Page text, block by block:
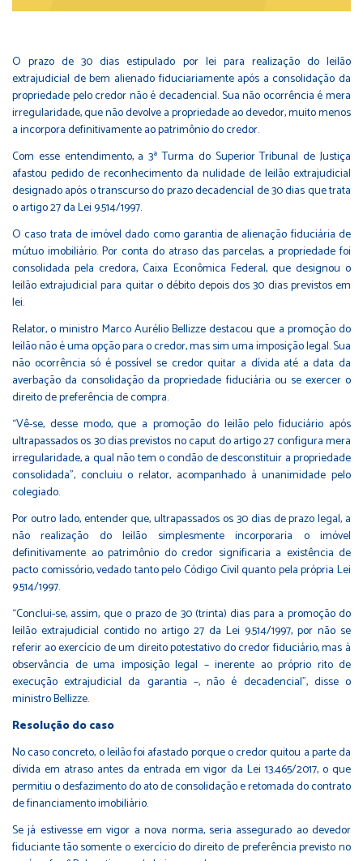
O prazo de 30 dias estipulado por lei para realização do leilão
extrajudicial de bem alienado fiduciariamente após a consolidação da
propriedade pelo credor não é decadencial. Sua não ocorrência é mera
irregularidade, que não devolve a propriedade ao devedor, muito menos
a incorpora definitivamente ao patrimônio do credor.
Com esse entendimento, a 3ª Turma do Superior Tribunal de Justiça
afastou pedido de reconhecimento da nulidade de leilão extrajudicial
designado após o transcurso do prazo decadencial de 30 dias que trata
o artigo 27 da Lei 9.514/1997.
O caso trata de imóvel dado como garantia de alienação fiduciária de
mútuo imobiliário. Por conta do atraso das parcelas, a propriedade foi
consolidada pela credora, Caixa Econômica Federal, que designou o
leilão extrajudicial para quitar o débito depois dos 30 dias previstos em
lei.
Relator, o ministro Marco Aurélio Bellizze destacou que a promoção do
leilão não é uma opção para o credor, mas sim uma imposição legal. Sua
não ocorrência só é possível se credor quitar a dívida até a data da
averbação da consolidação da propriedade fiduciária ou se exercer o
direito de preferência de compra.
“Vê-se, desse modo, que a promoção do leilão pelo fiduciário após
ultrapassados os 30 dias previstos no caput do artigo 27 configura mera
irregularidade, a qual não tem o condão de desconstituir a propriedade
consolidada”, concluiu o relator, acompanhado à unanimidade pelo
colegiado.
Por outro lado, entender que, ultrapassados os 30 dias de prazo legal, a
não realização do leilão simplesmente incorporaria o imóvel
definitivamente ao patrimônio do credor significaria a existência de
pacto comissório, vedado tanto pelo Código Civil quanto pela própria Lei
9.514/1997.
“Conclui-se, assim, que o prazo de 30 (trinta) dias para a promoção do
leilão extrajudicial contido no artigo 27 da Lei 9.514/1997, por não se
referir ao exercício de um direito potestativo do credor fiduciário, mas à
observância de uma imposição legal – inerente ao próprio rito de
execução extrajudicial da garantia –, não é decadencial”, disse o
ministro Bellizze.
Resolução do caso
No caso concreto, o leilão foi afastado porque o credor quitou a parte da
dívida em atraso antes da entrada em vigor da Lei 13.465/2017, o que
permitiu o desfazimento do ato de consolidação e retomada do contrato
de financiamento imobiliário.
Se já estivesse em vigor a nova norma, seria assegurado ao devedor
fiduciante tão somente o exercício do direito de preferência previsto no